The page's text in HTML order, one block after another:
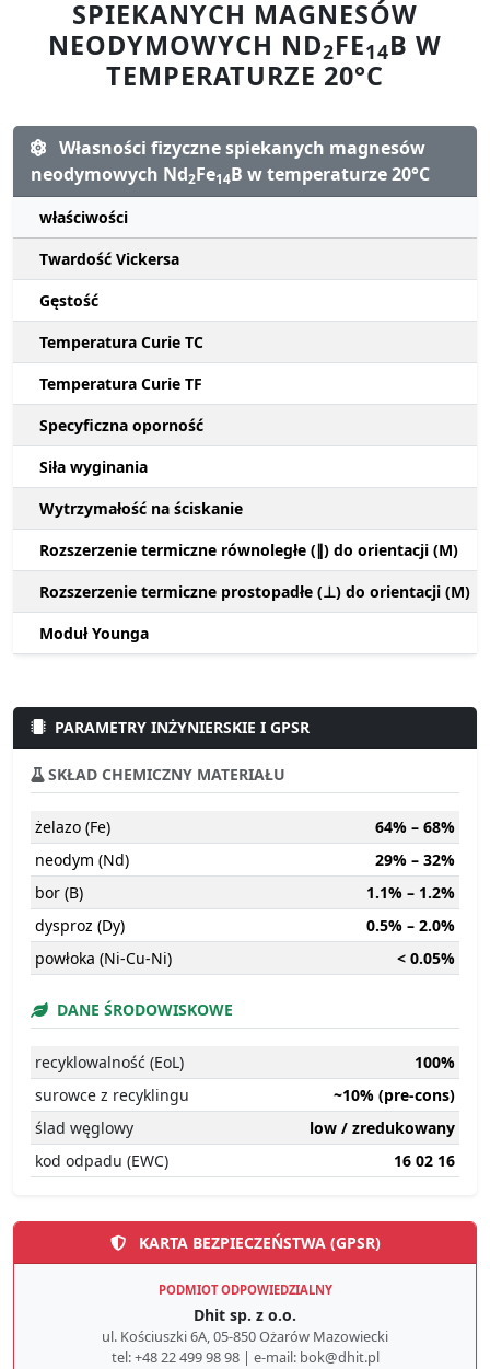
SPIEKANYCH MAGNESÓW
NEODYMOWYCH ND2FE14B W
TEMPERATURZE 20°C
Własności fizyczne spiekanych magnesów
neodymowych Nd2Fe14B w temperaturze 20°C
właściwości
Twardość Vickersa
Gęstość
Temperatura Curie TC
Temperatura Curie TF
Specyficzna oporność
Siła wyginania
Wytrzymałość na ściskanie
Rozszerzenie termiczne równoległe (∥) do orientacji (M)
Rozszerzenie termiczne prostopadłe (⊥) do orientacji (M)
Moduł Younga
PARAMETRY INŻYNIERSKIE I GPSR
SKŁAD CHEMICZNY MATERIAŁU
żelazo (Fe)
64% – 68%
neodym (Nd)
29% – 32%
bor (B)
1.1% – 1.2%
dysproz (Dy)
0.5% – 2.0%
powłoka (Ni-Cu-Ni)
< 0.05%
DANE ŚRODOWISKOWE
recyklowalność (EoL)
100%
surowce z recyklingu
~10% (pre-cons)
ślad węglowy
low / zredukowany
kod odpadu (EWC)
16 02 16
KARTA BEZPIECZEŃSTWA (GPSR)
PODMIOT ODPOWIEDZIALNY
Dhit sp. z o.o.
ul. Kościuszki 6A, 05-850 Ożarów Mazowiecki
tel: +48 22 499 98 98 | e-mail: bok@dhit.pl